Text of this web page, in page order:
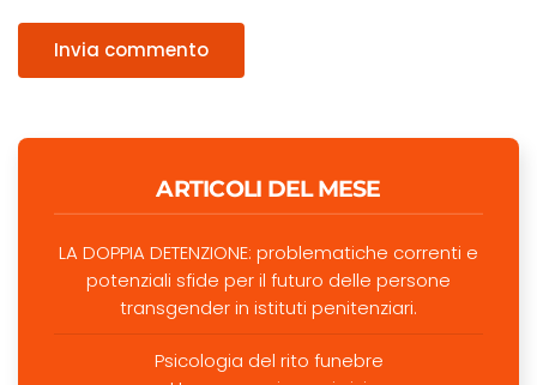
Invia commento
ARTICOLI DEL MESE
LA DOPPIA DETENZIONE: problematiche correnti e
potenziali sfide per il futuro delle persone
transgender in istituti penitenziari.
Psicologia del rito funebre